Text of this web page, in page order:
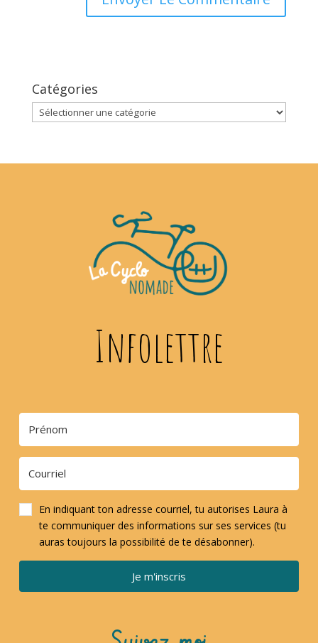
Catégories
Catégories
Infolettre
En indiquant ton adresse courriel, tu autorises Laura à
te communiquer des informations sur ses services (tu
auras toujours la possibilité de te désabonner).
Je m'inscris